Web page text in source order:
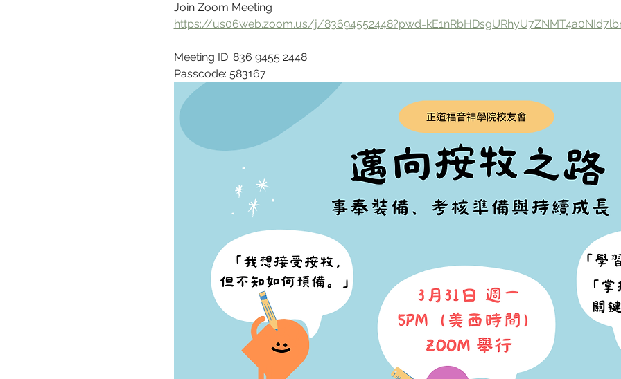
Join Zoom Meeting
https://us06web.zoom.us/j/
Meeting ID: 836 9455 2448
Passcode: 583167